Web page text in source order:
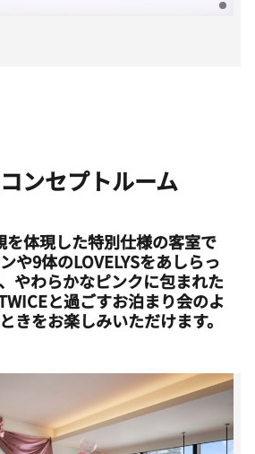
ンセプトルーム
を体現した特別仕様の客室で
や9体のLOVELYSをあしらっ
やわらかなピンクに包まれた
と過ごすお泊まり会のよ
きをお楽しみいただけます。